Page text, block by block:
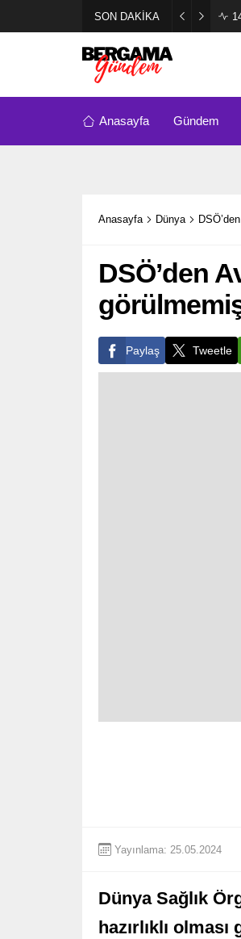
SON DAKİKA
Anasayfa Gündem
Anasayfa Dünya
DSÖ’den
Paylaş Tweetle
Yayınlama: 25.05.2024
Dünya Sağlık
hazırlıklı